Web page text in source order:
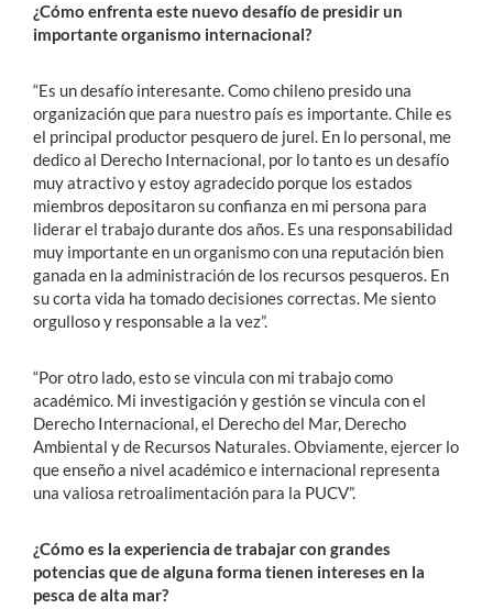
¿Cómo enfrenta este nuevo desafío de presidir un
importante organismo internacional?
“Es un desafío interesante. Como chileno presido una
organización que para nuestro país es importante. Chile es
el principal productor pesquero de jurel. En lo personal, me
dedico al Derecho Internacional, por lo tanto es un desafío
muy atractivo y estoy agradecido porque los estados
miembros depositaron su confianza en mi persona para
liderar el trabajo durante dos años. Es una responsabilidad
muy importante en un organismo con una reputación bien
ganada en la administración de los recursos pesqueros. En
su corta vida ha tomado decisiones correctas. Me siento
orgulloso y responsable a la vez”.
“Por otro lado, esto se vincula con mi trabajo como
académico. Mi investigación y gestión se vincula con el
Derecho Internacional, el Derecho del Mar, Derecho
Ambiental y de Recursos Naturales. Obviamente, ejercer lo
que enseño a nivel académico e internacional representa
una valiosa retroalimentación para la PUCV”.
¿Cómo es la experiencia de trabajar con grandes
potencias que de alguna forma tienen intereses en la
pesca de alta mar?